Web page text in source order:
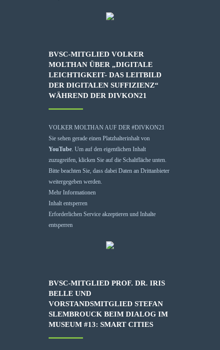
BVSC-MITGLIED VOLKER
MOLTHAN ÜBER „DIGITALE
LEICHTIGKEIT- DAS LEITBILD
DER DIGITALEN SUFFIZIENZ“
WÄHREND DER DIVKON21
VOLKER MOLTHAN AUF DER #DIVKON21
Sie sehen gerade einen Platzhalterinhalt von
YouTube. Um auf den eigentlichen Inhalt
zuzugreifen, klicken Sie auf die Schaltfläche unten.
Bitte beachten Sie, dass dabei Daten an Drittanbieter
weitergegeben werden.
Mehr Informationen
Inhalt entsperren
Erforderlichen Service akzeptieren und Inhalte
entsperren
BVSC-MITGLIED PROF. DR. IRIS
BELLE UND
VORSTANDSMITGLIED STEFAN
SLEMBROUCK BEIM DIALOG IM
MUSEUM #13: SMART CITIES